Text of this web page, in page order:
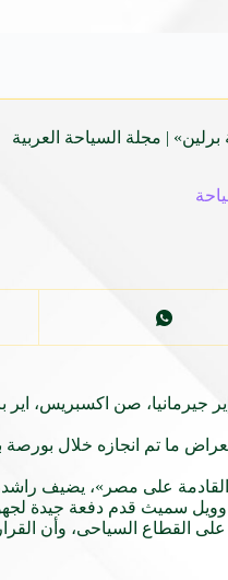
| مجلة السياحة العربية
صن اكسبريس، اير
ما تم انجازه خلال بورصة
على مصر»، يضيف راشد،
وويل سميث قدم دفعة جيدة
القطاع السياحى، وأن